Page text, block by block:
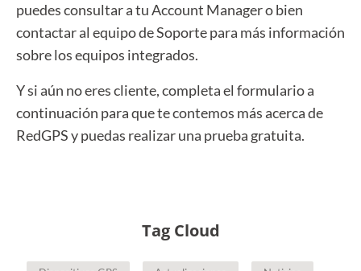
puedes consultar a tu Account Manager o bien
contactar al equipo de Soporte para más información
sobre los equipos integrados.
Y si aún no eres cliente, completa el formulario a
continuación para que te contemos más acerca de
RedGPS y puedas realizar una prueba gratuita.
Tag Cloud